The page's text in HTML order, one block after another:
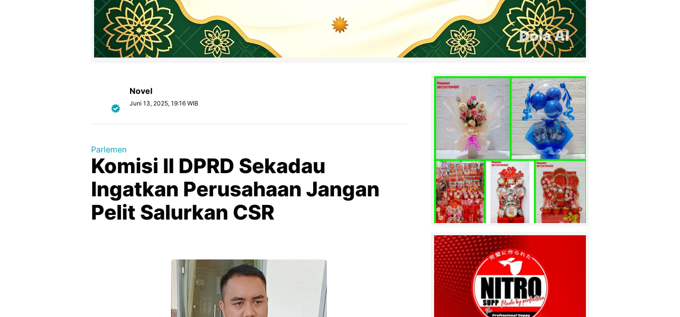
Novel
Juni 13, 2025, 19:16 WIB
Parlemen
Komisi II DPRD Sekadau
Ingatkan Perusahaan Jangan
Pelit Salurkan CSR